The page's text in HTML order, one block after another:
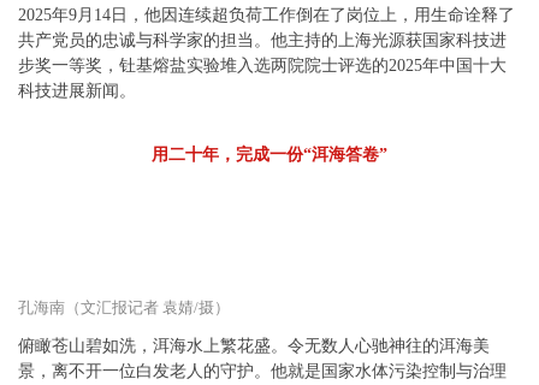
2025年9月14日，他因连续超负荷工作倒在了岗位上，用生命诠释了
共产党员的忠诚与科学家的担当。他主持的上海光源获国家科技进
步奖一等奖，钍基熔盐实验堆入选两院院士评选的2025年中国十大
科技进展新闻。
用二十年，完成一份“洱海答卷”
孔海南（文汇报记者 袁婧/摄）
俯瞰苍山碧如洗，洱海水上繁花盛。令无数人心驰神往的洱海美
景，离不开一位白发老人的守护。他就是国家水体污染控制与治理